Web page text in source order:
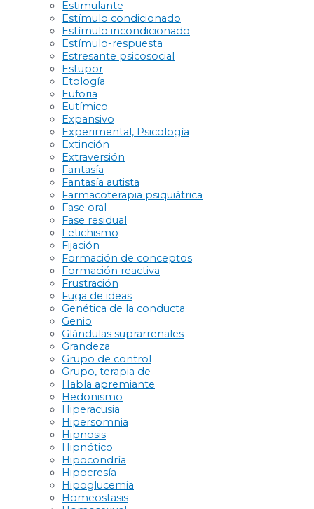
Estimulante
Estímulo condicionado
Estímulo incondicionado
Estímulo-respuesta
Estresante psicosocial
Estupor
Etología
Euforia
Eutímico
Expansivo
Experimental, Psicología
Extinción
Extraversión
Fantasía
Fantasía autista
Farmacoterapia psiquiátrica
Fase oral
Fase residual
Fetichismo
Fijación
Formación de conceptos
Formación reactiva
Frustración
Fuga de ideas
Genética de la conducta
Genio
Glándulas suprarrenales
Grandeza
Grupo de control
Grupo, terapia de
Habla apremiante
Hedonismo
Hiperacusia
Hipersomnia
Hipnosis
Hipnótico
Hipocondría
Hipocresía
Hipoglucemia
Homeostasis